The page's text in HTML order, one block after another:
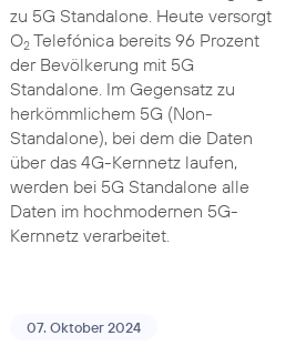
zu 5G Standalone. Heute versorgt
O2Telefónica bereits 96 Prozent
der Bevölkerung mit 5G
Standalone. Im Gegensatz zu
herkömmlichem 5G (Non-
Standalone), bei dem die Daten
über das 4G-Kernnetz laufen,
werden bei 5G Standalone alle
Daten im hochmodernen 5G-
Kernnetz verarbeitet.
07. Oktober 2024